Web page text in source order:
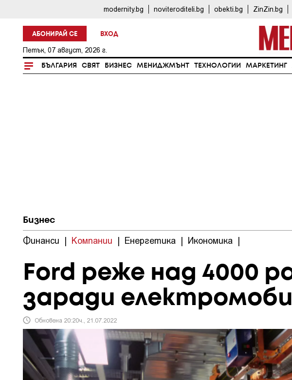
modernity.bg noviteroditeli.bg obekti.bg ZinZin.bg
АБОНИРАЙ СЕ ВХОД
Петък, 07 август, 2026 г.
БЪЛГАРИЯ СВЯТ БИЗНЕС МЕНИДЖМЪНТ ТЕХНОЛОГИИ МАРКЕТИНГ
Бизнес
Финанси | Компании | Енергетика | Икономика |
Ford реже над 4000
заради
Обновена 20:20ч., 21.07.2022